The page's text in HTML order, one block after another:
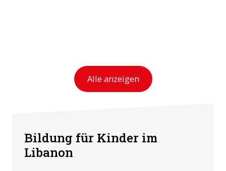
Alle anzeigen
Bildung für Kinder im
Libanon